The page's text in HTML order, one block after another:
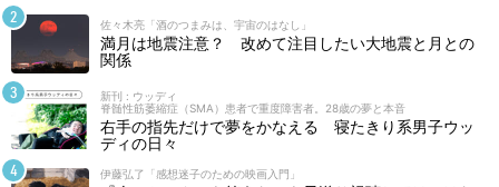
佐々木亮「酒のつまみは、宇宙のはなし」
満月は地震注意？ 改めて注目したい大地震と月との
関係
新刊 : ウッディ
脊髄性筋萎縮症（SMA）患者で重度障害者。28歳の夢と本音
右手の指先だけで夢をかなえる 寝たきり系男子ウッ
ディの日々
伊藤弘了「感想迷子のための映画入門」